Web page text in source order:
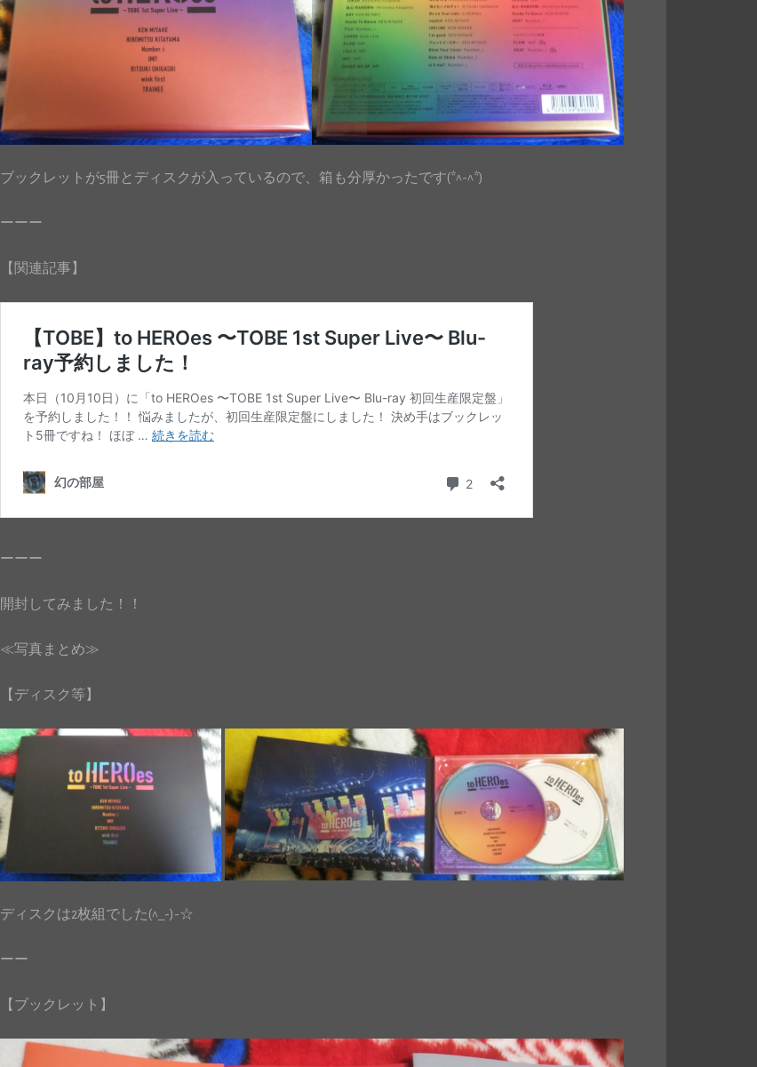
ブックレットが5冊とディスクが入っているので、箱も分厚かったです(*^-^*)
ーーー
【関連記事】
ーーー
開封してみました！！
≪写真まとめ≫
【ディスク等】
ディスクは2枚組でした(^_-)-☆
ーー
【ブックレット】